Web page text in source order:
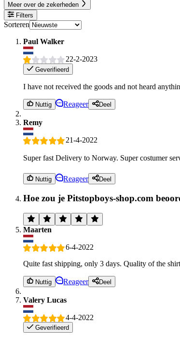
Meer over de zekerheden
Filters
Sorteren
Paul Walker
22-2-2023
Geverifieerd
I have not received the goods and not heard
Nuttig Reageer Deel
Remy
21-4-2022
Super fast Delivery to Norway. Super costumer
Nuttig Reageer Deel
Hoe zou je Pitstopboys-shop.com
Maarten
6-4-2022
Quite fast shipping, only 3 days. Quality of the
Nuttig Reageer Deel
Valery Lucas
4-4-2022
Geverifieerd